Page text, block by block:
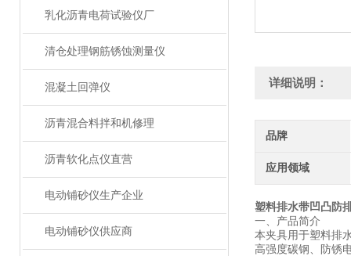
乳化沥青电荷试验仪厂
清仓处理钢筋锈蚀测量仪
混凝土回弹仪
沥青混合料拌和机修理
沥青软化点仪直营
电动铺砂仪生产企业
电动铺砂仪供应商
详细说明：
品牌
应用领域
塑料排水带凹凸防
一、产品简介
本夹具用于塑料排
高强度碳钢、防锈